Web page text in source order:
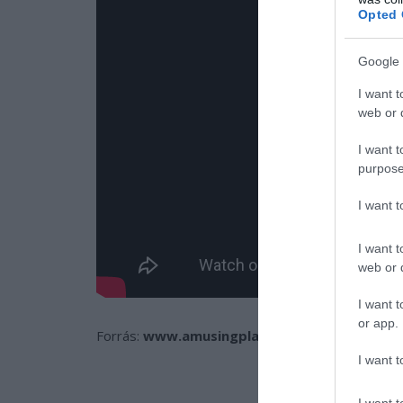
Opted
Google
I want
web or
I want
I want
I want
web or
I want
or app.
I want
Forrás: www.amusingplanet.com , kiemelt